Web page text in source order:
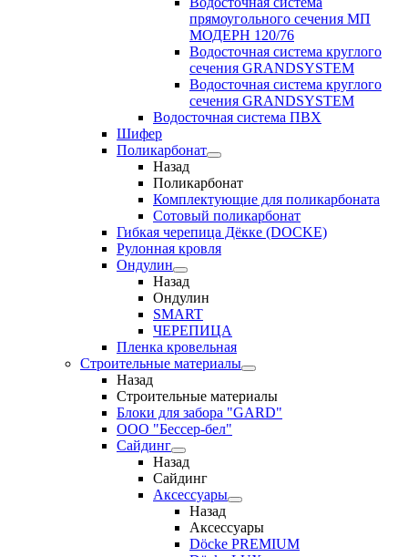
прямоугольного сечения МП
МОДЕРН 120/76
Водосточная система круглого
сечения GRANDSYSTEM
Водосточная система круглого
сечения GRANDSYSTEM
Водосточная система ПВХ
Шифер
Поликарбонат
Назад
Поликарбонат
Комплектующие для поликарбоната
Сотовый поликарбонат
Гибкая черепица Дёкке (DOCKE)
Рулонная кровля
Ондулин
Назад
Ондулин
SMART
ЧЕРЕПИЦА
Пленка кровельная
Строительные материалы
Назад
Строительные материалы
Блоки для забора "GARD"
ООО "Бессер-бел"
Сайдинг
Назад
Сайдинг
Аксессуары
Назад
Аксессуары
Döcke PREMIUM